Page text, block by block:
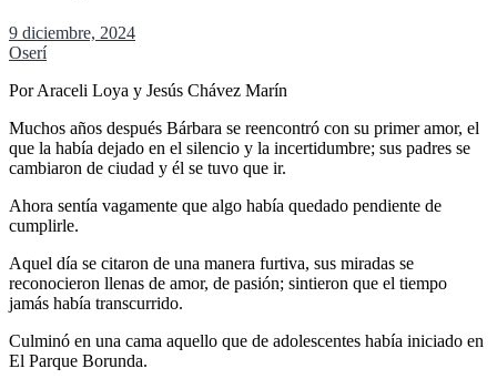
9 diciembre, 2024
Oserí
Por Araceli Loya y Jesús Chávez Marín
Muchos años después Bárbara se reencontró con su primer amor, el
que la había dejado en el silencio y la incertidumbre; sus padres se
cambiaron de ciudad y él se tuvo que ir.
Ahora sentía vagamente que algo había quedado pendiente de
cumplirle.
Aquel día se citaron de una manera furtiva, sus miradas se
reconocieron llenas de amor, de pasión; sintieron que el tiempo
jamás había transcurrido.
Culminó en una cama aquello que de adolescentes había iniciado en
El Parque Borunda.